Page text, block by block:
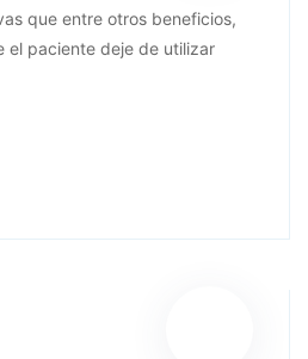
que entre otros beneficios,
el paciente deje de utilizar